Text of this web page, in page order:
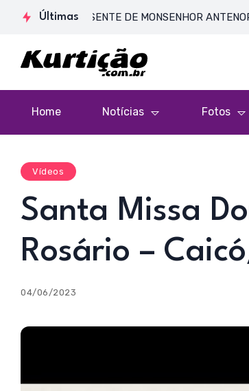
Últimas
PRESENTE DE MONSENHOR ANTENOR
Home Notícias Fotos
Vídeos
Santa Missa
Rosário –
04/06/2023